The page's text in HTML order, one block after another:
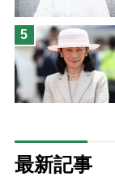
5
最新記事